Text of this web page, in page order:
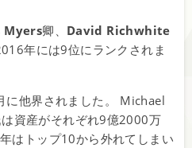
Myers卿、 David Richwhite
年には9位にランクされま
他界されました。 Michael
資産がそれぞれ9億2000万
はトップ10から外れてしまい